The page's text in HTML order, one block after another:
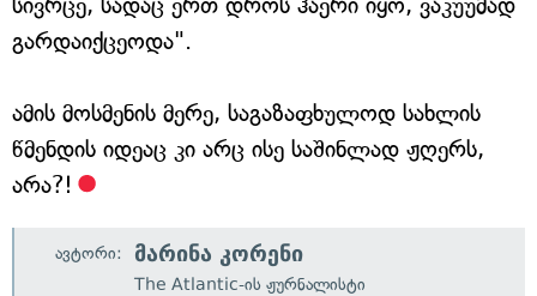
გარდაიქცეოდა".
ამის მოსმენის მერე, საგაზაფხულოდ სახლის
წმენდის იდეაც კი არც ისე საშინლად ჟღერს,
არა?!
ავტორი: მარინა კორენი
The Atlantic-ის ჟურნალისტი